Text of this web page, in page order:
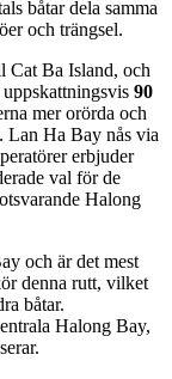
båtar dela samma
och trängsel.
Cat Ba Island, och
90
mer orörda och
Lan Ha Bay nås via
erbjuder
val för de
Halong
och är det mest
denna rutt, vilket
båtar.
Halong Bay,